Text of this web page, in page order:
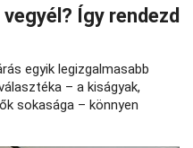
Így rendezd
egyik legizgalmasabb
– a kiságyak,
sokasága – könnyen